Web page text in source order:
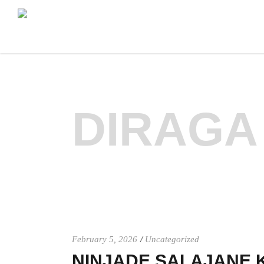
DIRAGA
February 5, 2026 Uncategorized